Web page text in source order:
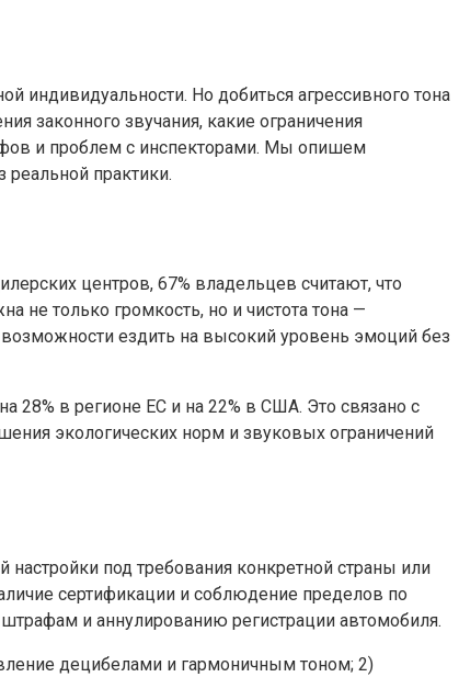
индивидуальности. Но добиться агрессивного тона
законного звучания, какие ограничения
и проблем с инспекторами. Мы опишем
практики.
центров, 67% владельцев считают, что
не только громкость, но и чистота тона —
ездить на высокий уровень эмоций без
28% в регионе ЕС и на 22% в США. Это связано с
экологических норм и звуковых ограничений
под требования конкретной страны или
сертификации и соблюдение пределов по
и аннулированию регистрации автомобиля.
децибелами и гармоничным тоном; 2)